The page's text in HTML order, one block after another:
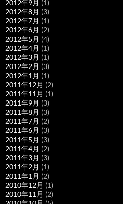
2012年9月 (1)
2012年8月 (3)
2012年7月 (1)
2012年6月 (2)
2012年5月 (4)
2012年4月 (1)
2012年3月 (1)
2012年2月 (3)
2012年1月 (1)
2011年12月 (2)
2011年11月 (1)
2011年9月 (3)
2011年8月 (3)
2011年7月 (2)
2011年6月 (3)
2011年5月 (3)
2011年4月 (2)
2011年3月 (3)
2011年2月 (1)
2011年1月 (2)
2010年12月 (1)
2010年11月 (2)